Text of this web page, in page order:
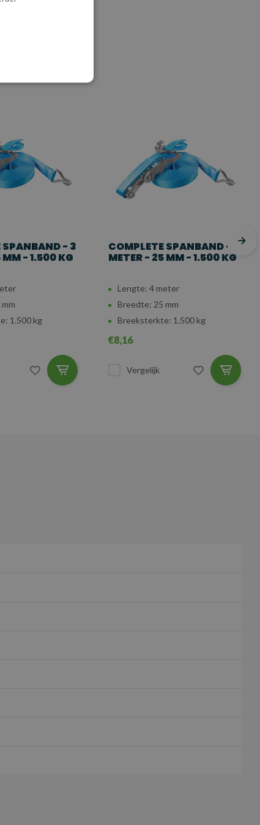
SPANBAND - 3
MM - 1.500 KG
1.500 kg
COMPLETE SPANBAND - 4
METER - 25 MM - 1.500 KG
Lengte: 4 meter
Breedte: 25 mm
Breeksterkte: 1.500 kg
€8,16
Vergelijk